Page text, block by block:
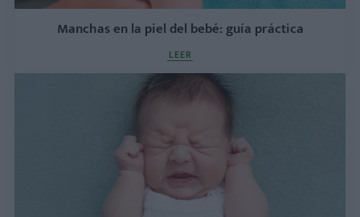
Manchas en la piel del bebé: guía práctica
LEER